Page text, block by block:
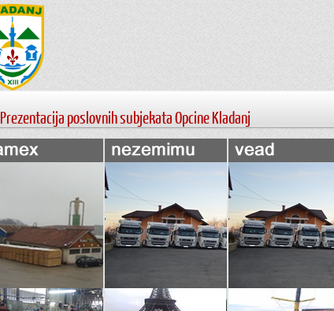
Prezentacija poslovnih subjekata Opcine Kladanj